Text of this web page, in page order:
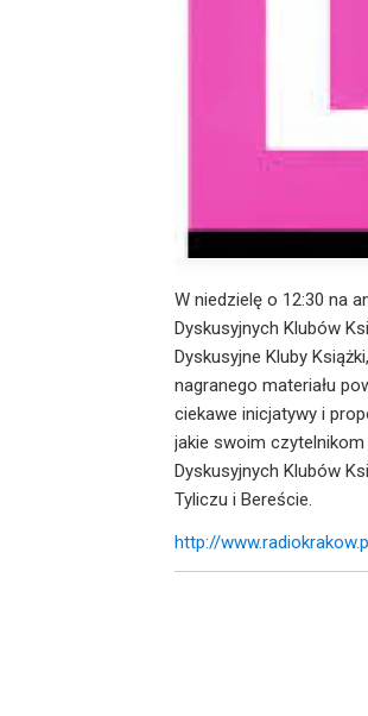
W niedzielę o 12:30 na
Dyskusyjnych Klubów
Dyskusyjne Kluby
nagranego materiału
ciekawe inicjatywy i
jakie swoim
Dyskusyjnych Klubów
Tyliczu i Bereście.
http://